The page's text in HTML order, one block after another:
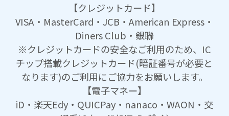
【クレジットカード】
VISA・MasterCard・JCB・American Express・
Diners Club・銀聯
※クレジットカードの安全なご利用のため、IC
チップ搭載クレジットカード(暗証番号が必要と
なります)のご利用にご協力をお願いします。
【電子マネー】
iD・楽天Edy・QUICPay・nanaco・WAON・交